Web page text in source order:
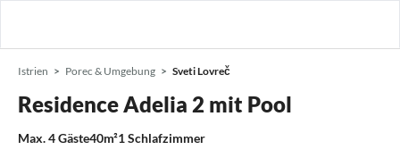
Istrien Porec & Umgebung Sveti Lovreč
Residence Adelia 2 mit Pool
Max.4Gäste40m²1Schlafzimmer